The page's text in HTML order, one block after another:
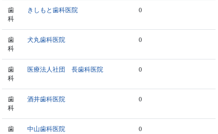
歯
科
きしもと歯科医院 0
歯
科
犬丸歯科医院 0
歯
科
医療法人社団 長歯科医院 0
歯
科
酒井歯科医院 0
歯
中山歯科医院 0